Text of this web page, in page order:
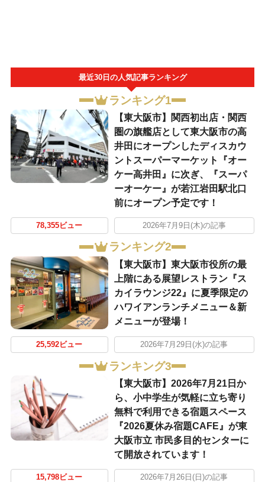
最近30日の人気記事ランキング
ランキング1
【東大阪市】関西初出店・関西
圏の旗艦店として東大阪市の高
井田にオープンしたディスカウ
ントスーパーマーケット『オー
ケー高井田』に次ぎ、『スーパ
ーオーケー』が若江岩田駅北口
前にオープン予定です！
78,355ビュー 2026年7月9日(木)の記事
ランキング2
【東大阪市】東大阪市役所の最
上階にある展望レストラン『ス
カイラウンジ22』に夏季限定の
ハワイアンランチメニュー＆新
メニューが登場！
25,592ビュー 2026年7月29日(水)の記事
ランキング3
【東大阪市】2026年7月21日か
ら、小中学生が気軽に立ち寄り
無料で利用できる宿題スペース
『2026夏休み宿題CAFE』が東
大阪市立 市民多目的センターに
て開放されています！
15,798ビュー 2026年7月26日(日)の記事